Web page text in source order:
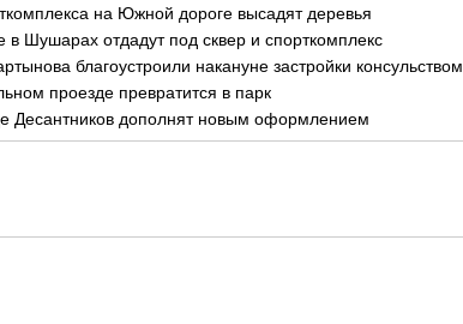
на Южной дороге высадят деревья
в Шушарах отдадут под сквер и спорткомплекс
благоустроили накануне застройки консульством
проезде превратится в парк
Десантников дополнят новым оформлением